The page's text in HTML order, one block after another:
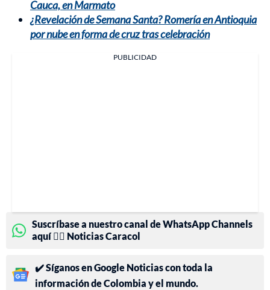
Cauca, en Marmato
¿Revelación de Semana Santa? Romería en Antioquia
por nube en forma de cruz tras celebración
PUBLICIDAD
Suscríbase a nuestro canal de WhatsApp Channels
aquí 👉🏻 Noticias Caracol
✔️ Síganos en Google Noticias con toda la
información de Colombia y el mundo.